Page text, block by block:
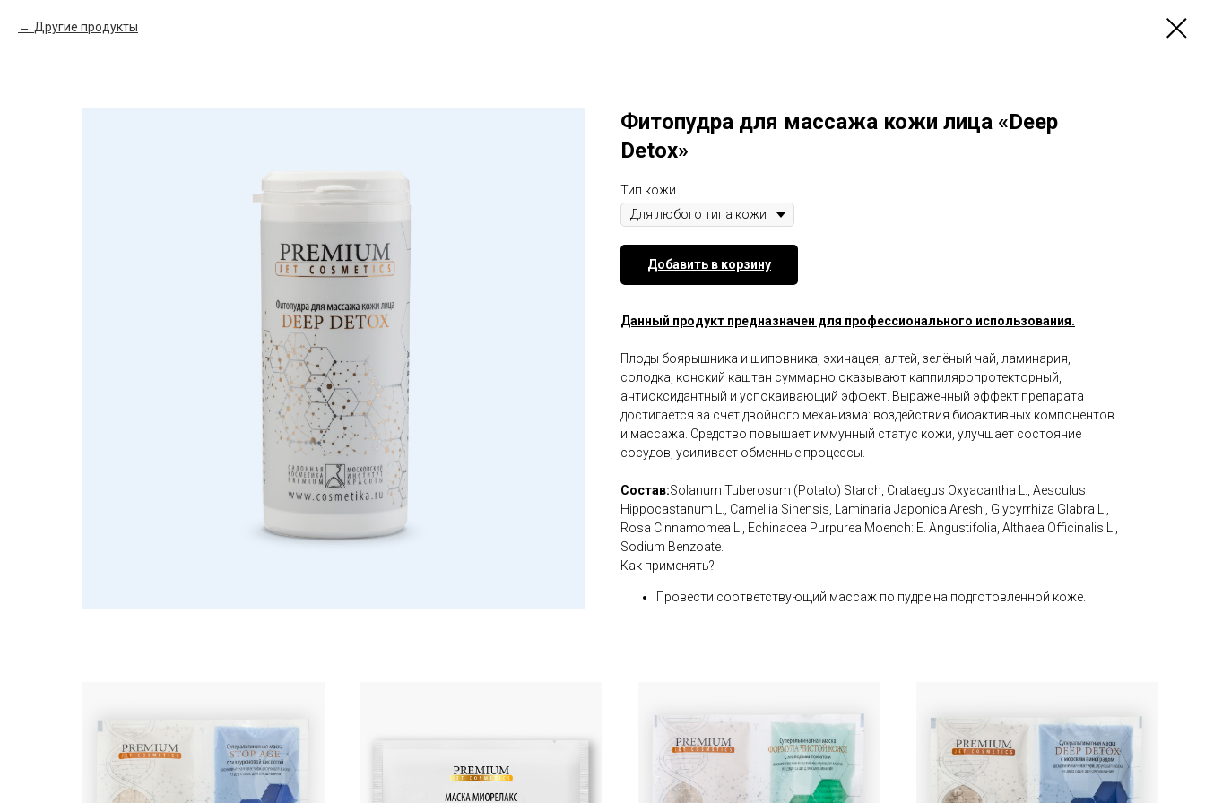
Другие продукты
Фитопудра для массажа кожи лица «Deep
Detox»
Тип кожи
Добавить в корзину
Данный продукт предназначен для профессионального использования.
Плоды боярышника и шиповника, эхинацея, алтей, зелёный чай, ламинария,
солодка, конский каштан суммарно оказывают каппиляропротекторный,
антиоксидантный и успокаивающий эффект. Выраженный эффект препарата
достигается за счёт двойного механизма: воздействия биоактивных компонентов
и массажа. Средство повышает иммунный статус кожи, улучшает состояние
сосудов, усиливает обменные процессы.
Состав:Solanum Tuberosum (Potato) Starch, Crataegus Oxyacantha L., Aesculus
Hippocastanum L., Camellia Sinensis, Laminaria Japonica Aresh., Glycyrrhiza Glabra L.,
Rosa Cinnamomea L., Echinacea Purpurea Moench: E. Angustifolia, Althaea Officinalis L.,
Sodium Benzoate.
Как применять?
Провести соответствующий массаж по пудре на подготовленной коже.